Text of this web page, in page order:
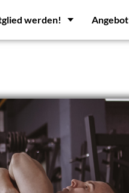
werden! Angebot